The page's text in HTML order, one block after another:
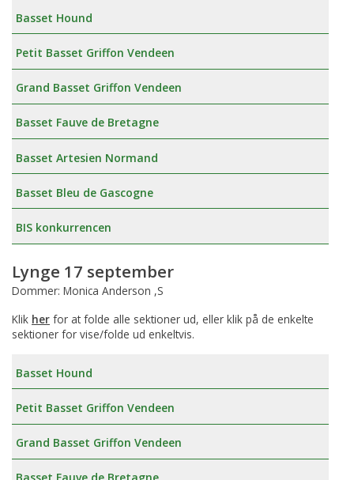
Basset Hound
Petit Basset Griffon Vendeen
Grand Basset Griffon Vendeen
Basset Fauve de Bretagne
Basset Artesien Normand
Basset Bleu de Gascogne
BIS konkurrencen
Lynge 17 september
Dommer: Monica Anderson ,S
Klik her for at folde alle sektioner ud, eller klik på de enkelte
sektioner for vise/folde ud enkeltvis.
Basset Hound
Petit Basset Griffon Vendeen
Grand Basset Griffon Vendeen